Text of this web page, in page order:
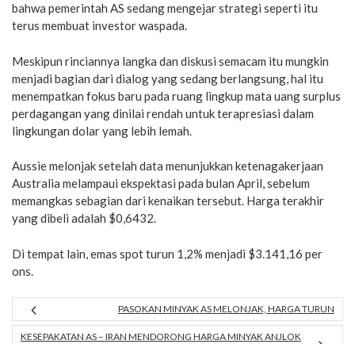
bahwa pemerintah AS sedang mengejar strategi seperti itu
terus membuat investor waspada.
Meskipun rinciannya langka dan diskusi semacam itu mungkin
menjadi bagian dari dialog yang sedang berlangsung, hal itu
menempatkan fokus baru pada ruang lingkup mata uang surplus
perdagangan yang dinilai rendah untuk terapresiasi dalam
lingkungan dolar yang lebih lemah.
Aussie melonjak setelah data menunjukkan ketenagakerjaan
Australia melampaui ekspektasi pada bulan April, sebelum
memangkas sebagian dari kenaikan tersebut. Harga terakhir
yang dibeli adalah $0,6432.
Di tempat lain, emas spot turun 1,2% menjadi $3.141,16 per
ons.
PASOKAN MINYAK AS MELONJAK, HARGA TURUN
KESEPAKATAN AS – IRAN MENDORONG HARGA MINYAK ANJLOK